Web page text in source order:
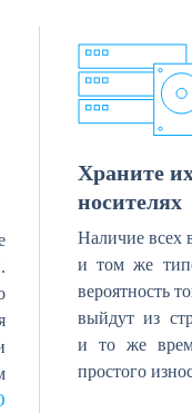
Храните
носителях
Наличие всех
и том же
вероятность
выйдут из
и то же
простого